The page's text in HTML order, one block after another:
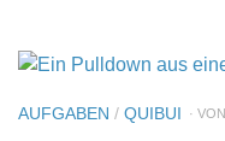
AUFGABEN / QUIBUI ·